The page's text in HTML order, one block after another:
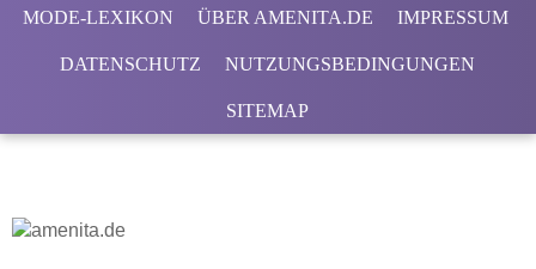
MODE-LEXIKON ÜBER AMENITA.DE IMPRESSUM
DATENSCHUTZ NUTZUNGSBEDINGUNGEN
SITEMAP